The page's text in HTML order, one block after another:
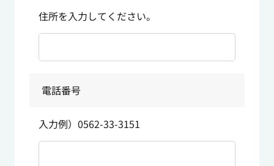
住所を入力してください。
電話番号
入力例）0562-33-3151